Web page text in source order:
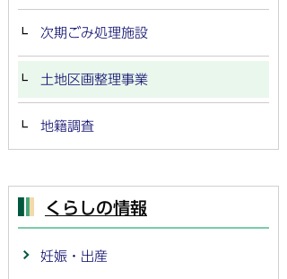
次期ごみ処理施設
土地区画整理事業
地籍調査
くらしの情報
妊娠・出産